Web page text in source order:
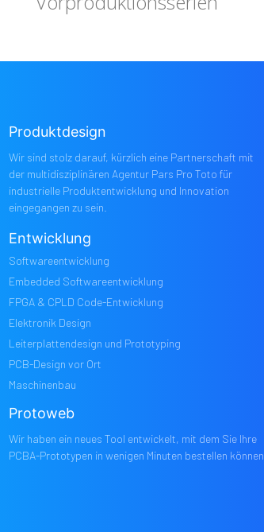
Produktdesign
Wir sind stolz darauf, kürzlich eine Partnerschaft mit
der multidisziplinären Agentur Pars Pro Toto für
industrielle Produktentwicklung und Innovation
eingegangen zu sein.
Entwicklung
Softwareentwicklung
Embedded Softwareentwicklung
FPGA & CPLD Code-Entwicklung
Elektronik Design
Leiterplattendesign und Prototyping
PCB-Design vor Ort
Maschinenbau
Protoweb
Wir haben ein neues Tool entwickelt, mit dem Sie Ihre
PCBA-Prototypen in wenigen Minuten bestellen können.